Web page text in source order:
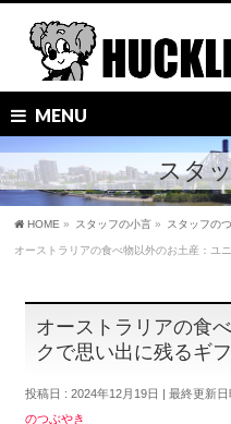
MENU
スタ
HOME » スタッフの小言 » スタッフの
オーストラリアの食べ物以外のお土産：ユ
オーストラリアの食
クで思い出に残るギ
投稿日 : 2024年12月19日 最終更新日
のつぶやき